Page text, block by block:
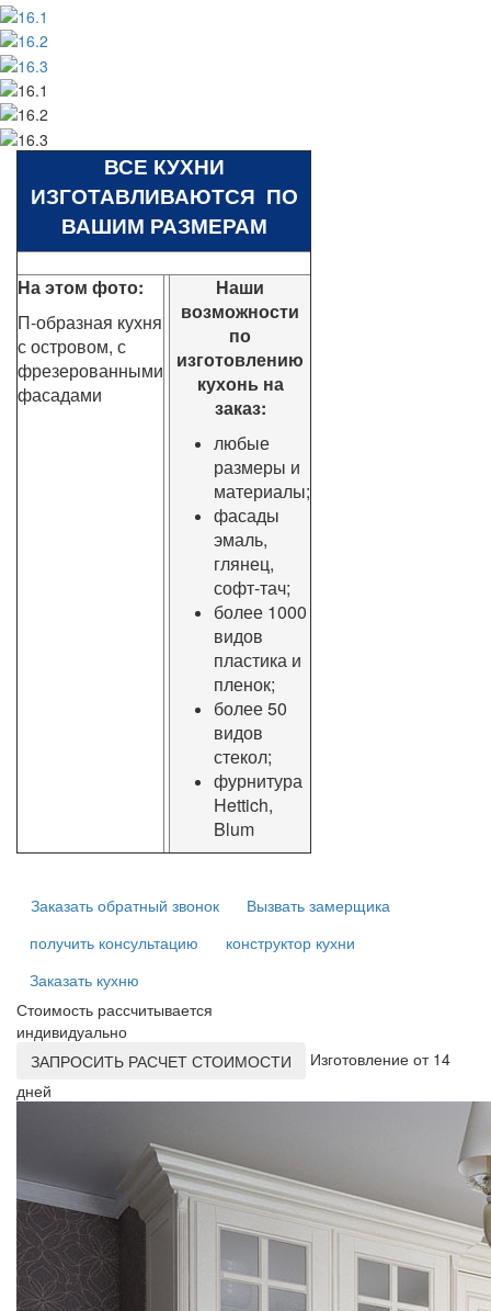
ВСЕ КУХНИ
ИЗГОТАВЛИВАЮТСЯ ПО
ВАШИМ РАЗМЕРАМ
На этом фото:
П-образная кухня
с островом, с
фрезерованными
фасадами
Наши
возможности
по
изготовлению
кухонь на
заказ:
любые
размеры и
материалы;
фасады
эмаль,
глянец,
софт-тач;
более 1000
видов
пластика и
пленок;
более 50
видов
стекол;
фурнитура
Hettich,
Blum
Заказать обратный звонок
Вызвать замерщика
получить консультацию
конструктор кухни
Заказать кухню
Стоимость рассчитывается
индивидуально
ЗАПРОСИТЬ РАСЧЕТ СТОИМОСТИ
Изготовление от 14
дней